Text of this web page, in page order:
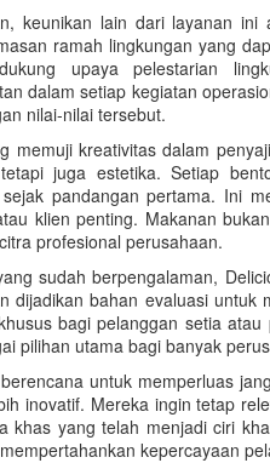
keunikan lain dari layanan ini
ramah lingkungan yang
upaya pelestarian
dalam setiap kegiatan
nilai-nilai tersebut.
memuji kreativitas dalam
juga estetika. Setiap
pandangan pertama. Ini
klien penting. Makanan
profesional perusahaan.
sudah berpengalaman,
dijadikan bahan evaluasi untuk
bagi pelanggan setia
pilihan utama bagi banyak
untuk memperluas
inovatif. Mereka ingin tetap
khas yang telah menjadi ciri
kepercayaan